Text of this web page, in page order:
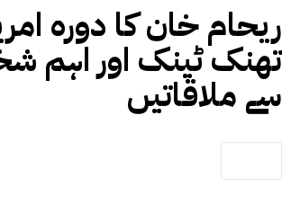
ریحام خان کا دورہ
تھنک ٹینک اور اہم
سے ملاقاتیں